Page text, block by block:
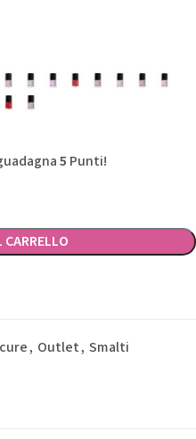
5 Punti!
, Outlet, Smalti